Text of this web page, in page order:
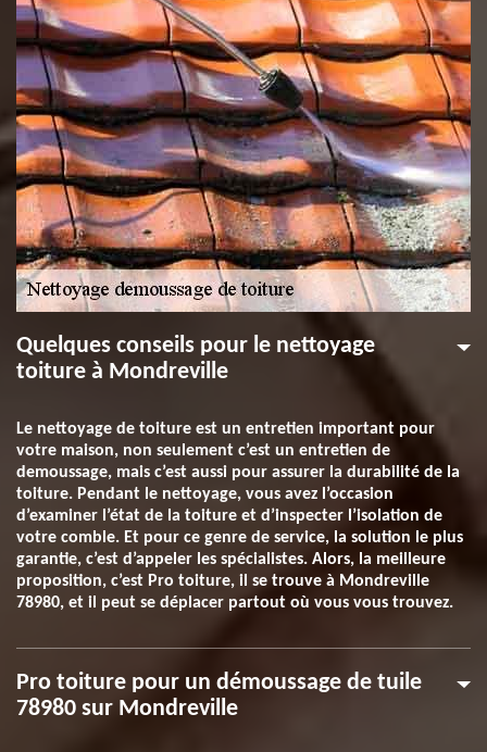
Quelques conseils pour le nettoyage
toiture à Mondreville
Le nettoyage de toiture est un entretien important pour
votre maison, non seulement c’est un entretien de
demoussage, mais c’est aussi pour assurer la durabilité de la
toiture. Pendant le nettoyage, vous avez l’occasion
d’examiner l’état de la toiture et d’inspecter l’isolation de
votre comble. Et pour ce genre de service, la solution le plus
garantie, c’est d’appeler les spécialistes. Alors, la meilleure
proposition, c’est Pro toiture, il se trouve à Mondreville
78980, et il peut se déplacer partout où vous vous trouvez.
Pro toiture pour un démoussage de tuile
78980 sur Mondreville